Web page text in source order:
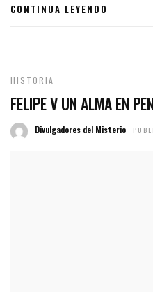
CONTINUA LEYENDO
HISTORIA
FELIPE V UN ALMA EN
Divulgadores del Misterio